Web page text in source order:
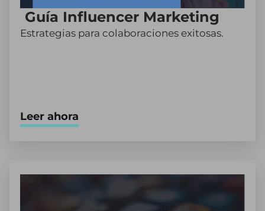
Guía Influencer Marketing
Estrategias para colaboraciones exitosas.
Leer ahora